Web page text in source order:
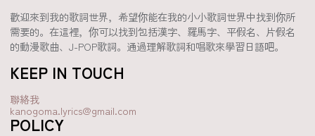
歡迎來到我的歌詞世界，希望你能在我的小小歌詞世界中找到你所
需要的。在這裡，你可以找到包括漢字、羅馬字、平假名、片假名
的動漫歌曲、J-POP歌詞。通過理解歌詞和唱歌來學習日語吧。
KEEP IN TOUCH
聯絡我
kanogoma.lyrics@gmail.com
POLICY